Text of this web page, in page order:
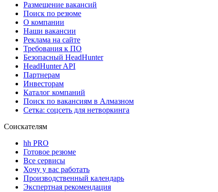
Размещение вакансий
Поиск по резюме
О компании
Наши вакансии
Реклама на сайте
Требования к ПО
Безопасный HeadHunter
HeadHunter API
Партнерам
Инвесторам
Каталог компаний
Поиск по вакансиям в Алмазном
Сетка: соцсеть для нетворкинга
Соискателям
hh PRO
Готовое резюме
Все сервисы
Хочу у вас работать
Производственный календарь
Экспертная рекомендация